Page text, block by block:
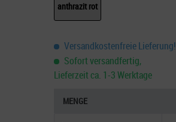
anthrazit rot
Versandkostenfreie Lieferung!
Sofort versandfertig,
Lieferzeit ca. 1-3 Werktage
MENGE